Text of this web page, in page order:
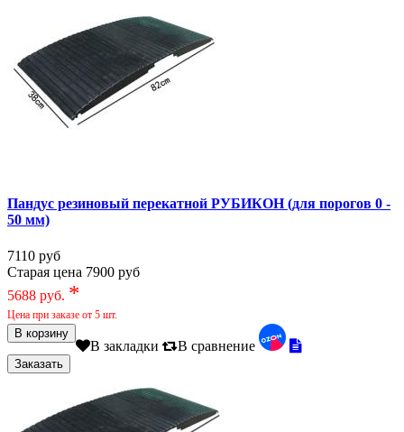
Пандус резиновый перекатной РУБИКОН (для порогов 0 -
50 мм)
7110 руб
Старая цена 7900 руб
5688 руб. *
Цена при заказе от 5 шт.
В закладки В сравнение